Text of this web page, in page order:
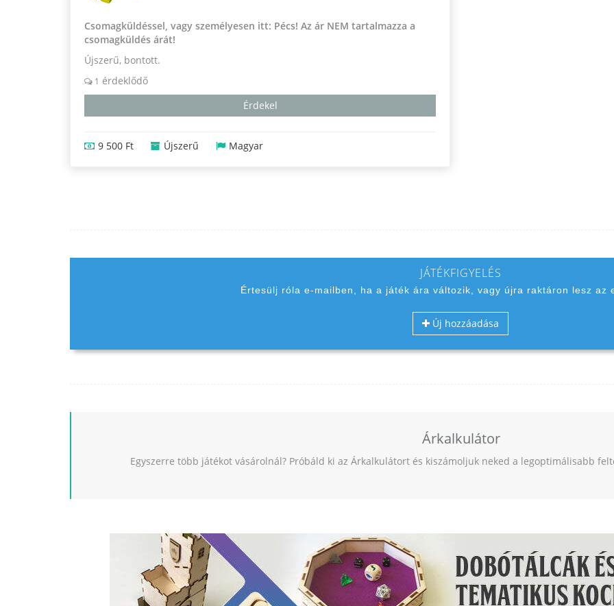
Csomagküldéssel, vagy személyesen itt: Pécs! Az ár NEM tartalmazza a
csomagküldés árát!
Újszerű, bontott.
1 érdeklődő
Érdekel
9 500 Ft Újszerű Magyar
JÁTÉKFIGYELÉS
Értesülj róla e-mailben, ha a játék ára változik, vagy újra raktáron lesz az
Új hozzáadása
Árkalkulátor
Egyszerre több játékot vásárolnál? Próbáld ki az Árkalkulátort és kiszámoljuk neked a legoptimálisabb